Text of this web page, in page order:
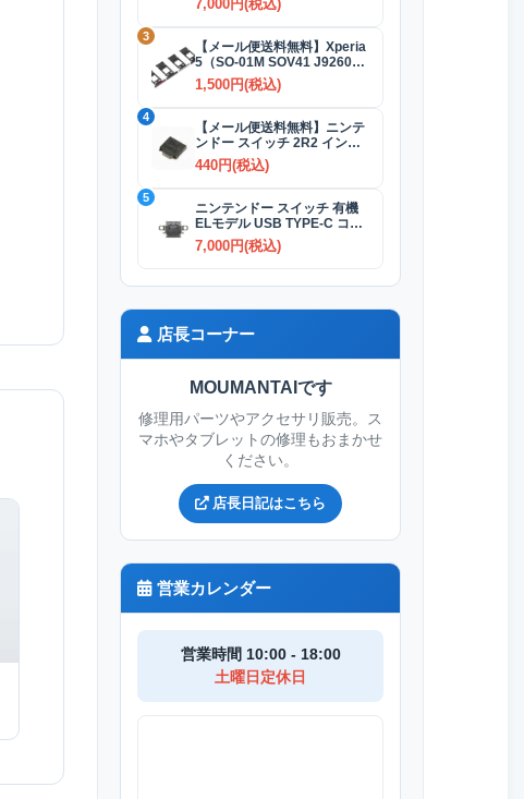
7,000円(税込)
3
【メール便送料無料】Xperia
5（SO-01M SOV41 J9260）
SIMカードトレイ 全4色
1,500円(税込)
4
【メール便送料無料】ニンテ
ンドー スイッチ 2R2 インダ
クタ(コイル)
440円(税込)
5
ニンテンドー スイッチ 有機
ELモデル USB TYPE-C コネ
クター交換修理
7,000円(税込)
店長コーナー
MOUMANTAIです
修理用パーツやアクセサリ販売。ス
マホやタブレットの修理もおまかせ
ください。
店長日記はこちら
営業カレンダー
営業時間 10:00 - 18:00
土曜日定休日